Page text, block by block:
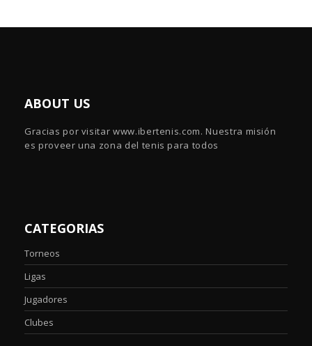
ABOUT US
Gracias por visitar www.ibertenis.com. Nuestra misión
es proveer una zona del tenis para todos
CATEGORIAS
Torneos
Ligas
Jugadores
Clubes